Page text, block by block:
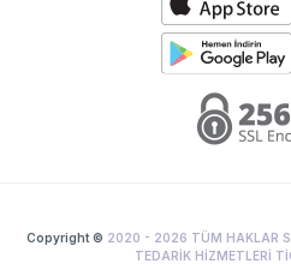
Copyright © 2020 - 2026 TÜM HAKLAR
TEDARİK HİZMETLERİ